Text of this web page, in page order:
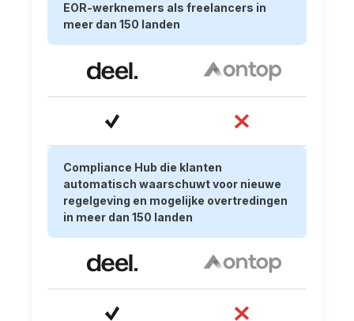
EOR-werknemers als freelancers in
meer dan 150 landen
Compliance Hub die klanten
automatisch waarschuwt voor nieuwe
regelgeving en mogelijke overtredingen
in meer dan 150 landen